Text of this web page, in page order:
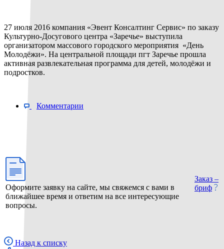
27 июля 2016 компания «Эвент Консалтинг Сервис» по заказу
Культурно-Досугового центра «Заречье» выступила
организатором массового городского мероприятия «День
Молодёжи». На центральной площади пгт Заречье прошла
активная развлекательная программа для детей, молодёжи и
подростков.
Комментарии
Оформите заявку на сайте, мы свяжемся с вами в
ближайшее время и ответим на все интересующие
вопросы.
Заказ –
бриф
Назад к списку